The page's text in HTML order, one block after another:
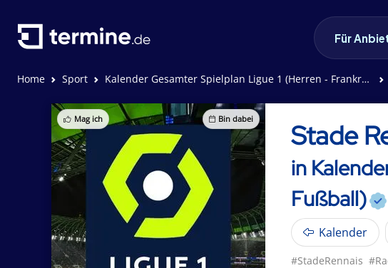
Für
Home Sport Kalender Gesamter Spielplan Ligue 1 (Herren - Frankreich - Fußball)
Mag ich Bin dabei Stade
in
Fußball)
Kalender
#StadeRennais